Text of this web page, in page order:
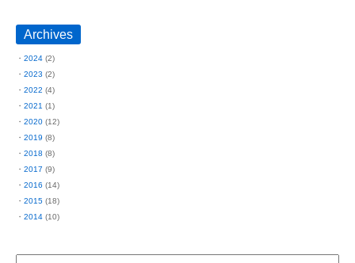
Archives
2024 (2)
2023 (2)
2022 (4)
2021 (1)
2020 (12)
2019 (8)
2018 (8)
2017 (9)
2016 (14)
2015 (18)
2014 (10)